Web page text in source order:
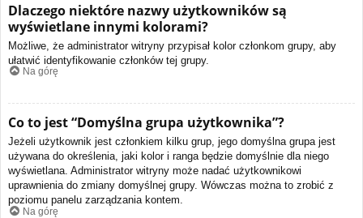
Dlaczego niektóre nazwy użytkowników są
wyświetlane innymi kolorami?
Możliwe, że administrator witryny przypisał kolor członkom grupy, aby
ułatwić identyfikowanie członków tej grupy.
Na górę
Co to jest “Domyślna grupa użytkownika”?
Jeżeli użytkownik jest członkiem kilku grup, jego domyślna grupa jest
używana do określenia, jaki kolor i ranga będzie domyślnie dla niego
wyświetlana. Administrator witryny może nadać użytkownikowi
uprawnienia do zmiany domyślnej grupy. Wówczas można to zrobić z
poziomu panelu zarządzania kontem.
Na górę